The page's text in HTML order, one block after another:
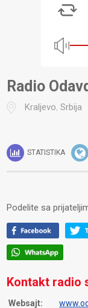
Radio
Kraljevo,Srbija
STATISTIKA
Podelite sa
Kontakt radio
Websajt: